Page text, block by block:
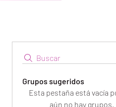
Buscar
Grupos sugeridos
Esta pestaña está vacía
aún no hay grupos.